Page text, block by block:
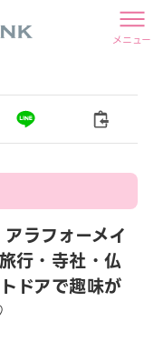
メニュー
ラフォーメイ
行・寺社・仏
ドアで趣味が